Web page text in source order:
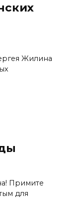
Жилина
Примите
для